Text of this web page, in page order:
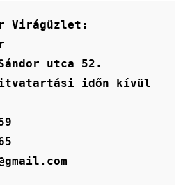
Virágüzlet:
utca 52.
időn kívül